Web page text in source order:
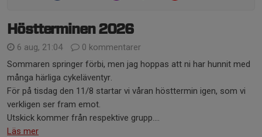
Höstterminen 2026
6 aug, 21:04
0 kommentarer
Sommaren springer förbi, men jag hoppas att ni har hunnit med
många härliga cykeläventyr.
För på tisdag den 11/8 startar vi våran hösttermin igen, som vi
verkligen ser fram emot.
Utskick kommer från respektive grupp....
Läs mer